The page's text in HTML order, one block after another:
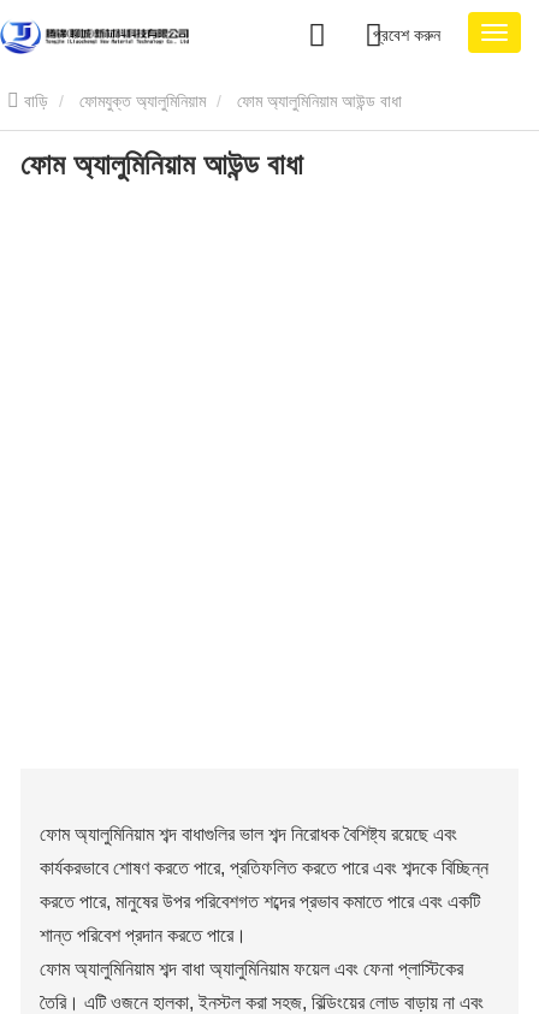
প্রবেশ করুন
বাড়ি ফোমযুক্ত অ্যালুমিনিয়াম ফোম অ্যালুমিনিয়াম আউন্ড বাধা
ফোম অ্যালুমিনিয়াম আউন্ড বাধা
ফোম অ্যালুমিনিয়াম শব্দ বাধাগুলির ভাল শব্দ নিরোধক বৈশিষ্ট্য রয়েছে এবং
কার্যকরভাবে শোষণ করতে পারে, প্রতিফলিত করতে পারে এবং শব্দকে বিচ্ছিন্ন
করতে পারে, মানুষের উপর পরিবেশগত শব্দের প্রভাব কমাতে পারে এবং একটি
শান্ত পরিবেশ প্রদান করতে পারে।
ফোম অ্যালুমিনিয়াম শব্দ বাধা অ্যালুমিনিয়াম ফয়েল এবং ফেনা প্লাস্টিকের
তৈরি। এটি ওজনে হালকা, ইনস্টল করা সহজ, বিল্ডিংয়ের লোড বাড়ায় না এবং